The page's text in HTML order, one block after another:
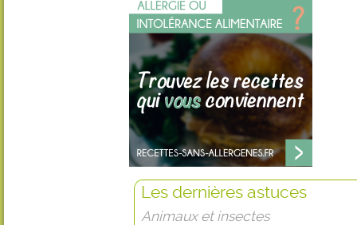
Les dernières astuces
Animaux et insectes